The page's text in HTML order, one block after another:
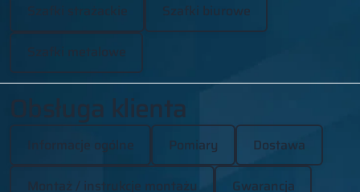
Szafki strażackie Szafki biurowe
Szafki metalowe
Obsługa klienta
Informacje ogólne Pomiary Dostawa
Montaż / instrukcje montażu Gwarancja